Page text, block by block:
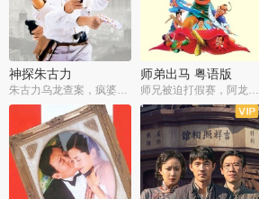
神探朱古力
朱古力乌龙查案，疯婆子神助攻
师弟出马 粤语版
师兄被迫打假赛，阿龙追查斗黑帮